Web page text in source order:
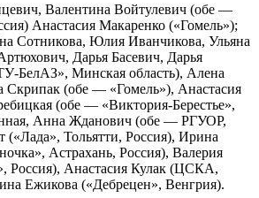
Валентина Войтулевич (обе —
Анастасия Макаренко («Гомель»);
Сотникова, Юлия Иванчикова, Ульяна
Дарья Басевич, Дарья
БелАЗ», Минская область), Алена
Скрипак (обе — «Гомель»), Анастасия
(обе — «Виктория-Берестье»,
Анна Жданович (обе — РГУОР,
Тольятти, Россия), Ирина
Астрахань, Россия), Валерия
Россия), Анастасия Кулак (ЦСКА,
Ежикова («Дебрецен», Венгрия).